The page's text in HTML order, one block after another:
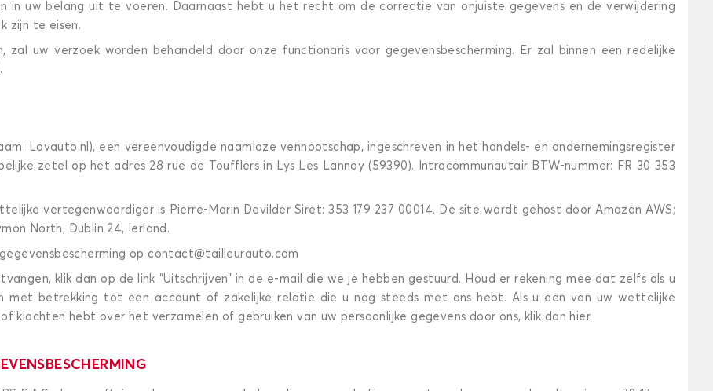
in uw belang uit te voeren. Daarnaast hebt u het recht om de correctie van onjuiste gegevens en de verwijdering
zijn te eisen.
uw verzoek worden behandeld door onze functionaris voor gegevensbescherming. Er zal binnen een redelijke
Lovauto.nl), een vereenvoudigde naamloze vennootschap, ingeschreven in het handels- en ondernemingsregister
zetel op het adres 28 rue de Toufflers in Lys Les Lannoy (59390). Intracommunautair BTW-nummer: FR 30 353
vertegenwoordiger is Pierre-Marin Devilder Siret: 353 179 237 00014. De site wordt gehost door Amazon AWS;
North, Dublin 24, Ierland.
op contact@tailleurauto.com
klik dan op de link “Uitschrijven” in de e-mail die we je hebben gestuurd. Houd er rekening mee dat zelfs als u
met betrekking tot een account of zakelijke relatie die u nog steeds met ons hebt. Als u een van uw wettelijke
klachten hebt over het verzamelen of gebruiken van uw persoonlijke gegevens door ons, klik dan hier.